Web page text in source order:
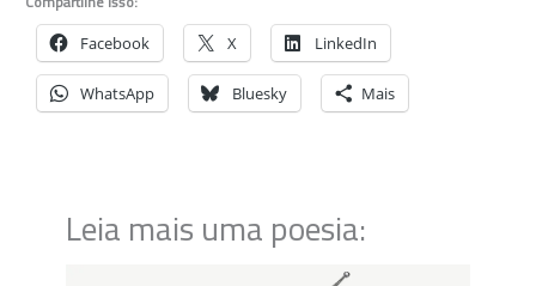
Facebook X LinkedIn
WhatsApp Bluesky Mais
Leia mais uma poesia: